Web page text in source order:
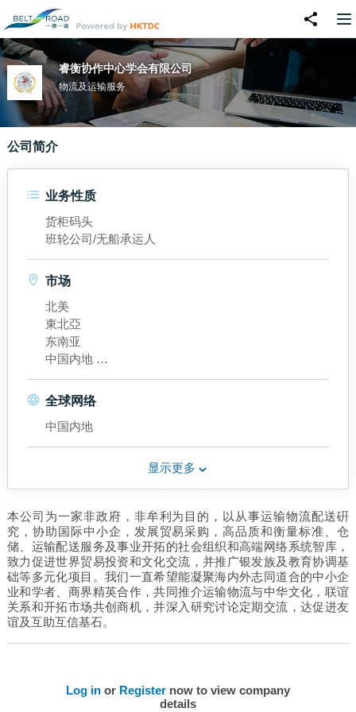
睿衡协作中心学会有限公司
物流及运输服务
公司简介
业务性质
货柜码头
班轮公司/无船承运人
市场
北美
東北亞
东南亚
中国内地
香港
全球网络
中国内地
显示更多
本公司为一家非政府，非牟利为目的，以从事运输物流配送硏
究，协助国际中小企，发展贸易采购，高品质和衡量标准、仓
储、运输配送服务及事业开拓的社会组织和高端网络系统智库，
致力促进世界贸易投资和文化交流，并推广银发族及教育协调基
础等多元化项目。我们一直希望能凝聚海内外志同道合的中小企
业和学者、商界精英合作，共同推介运输物流与中华文化，联谊
关系和开拓市场共创商机，并深入研究讨论定期交流，达促进友
谊及互助互信基石。
Log in or Register now to view company
details